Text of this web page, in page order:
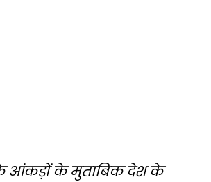
के आंकड़ों के मुताबिक देश के